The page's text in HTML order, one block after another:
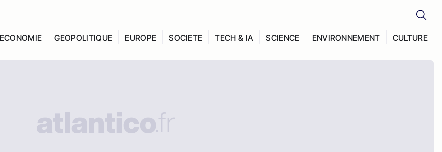
ECONOMIE GEOPOLITIQUE EUROPE SOCIETE TECH & IA SCIENCE ENVIRONNEMENT CULTURE